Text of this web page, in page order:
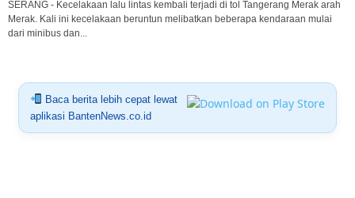
SERANG - Kecelakaan lalu lintas kembali terjadi di tol Tangerang Merak arah
Merak. Kali ini kecelakaan beruntun melibatkan beberapa kendaraan mulai
dari minibus dan...
Baca berita lebih cepat lewat
aplikasi BantenNews.co.id